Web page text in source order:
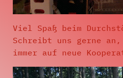
Viel Spaß beim
Schreibt uns gerne
immer auf neue